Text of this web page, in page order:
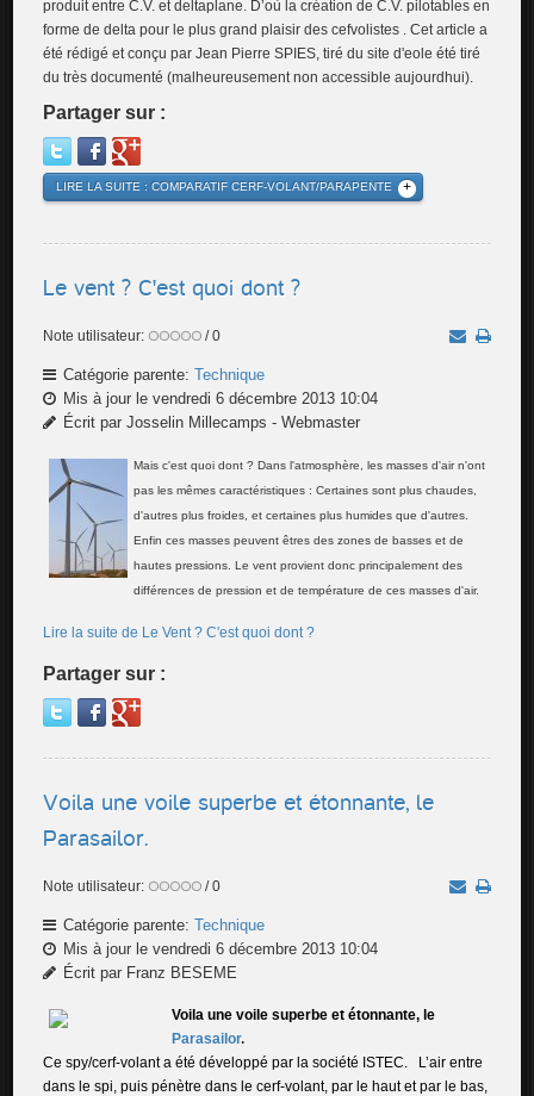
produit entre C.V. et deltaplane. D’où la création de C.V. pilotables en
forme de delta pour le plus grand plaisir des cefvolistes . Cet article a
été rédigé et conçu par Jean Pierre SPIES, tiré du site d'eole été tiré
du très documenté (malheureusement non accessible aujourdhui).
Partager sur :
LIRE LA SUITE : COMPARATIF CERF-VOLANT/PARAPENTE
Le vent ? C'est quoi dont ?
Note utilisateur: / 0
Catégorie parente:Technique
Mis à jour le vendredi 6 décembre 2013 10:04
Écrit par Josselin Millecamps - Webmaster
Mais c'est quoi dont ? Dans l'atmosphère, les masses d'air n'ont
pas les mêmes caractéristiques : Certaines sont plus chaudes,
d'autres plus froides, et certaines plus humides que d'autres.
Enfin ces masses peuvent êtres des zones de basses et de
hautes pressions. Le vent provient donc principalement des
différences de pression et de température de ces masses d'air.
Lire la suite de Le Vent ? C'est quoi dont ?
Partager sur :
Voila une voile superbe et étonnante, le
Parasailor.
Note utilisateur: / 0
Catégorie parente:Technique
Mis à jour le vendredi 6 décembre 2013 10:04
Écrit par Franz BESEME
Voila une voile superbe et étonnante, le
Parasailor.
Ce spy/cerf-volant a été développé par la société ISTEC. L’air entre
dans le spi, puis pénètre dans le cerf-volant, par le haut et par le bas,